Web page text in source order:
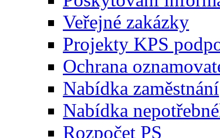
Veřejné zakázky
Projekty KPS
Ochrana
Nabídka zaměstnání
Nabídka
Rozpočet PS